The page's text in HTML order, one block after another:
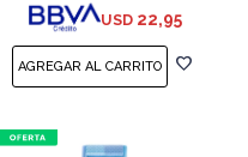
USD 22,95